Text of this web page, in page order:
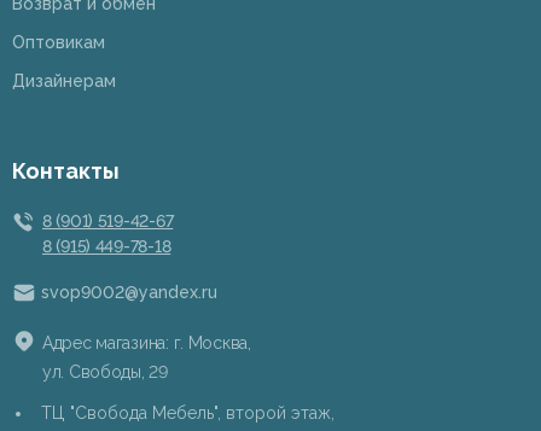
Возврат и обмен
Оптовикам
Дизайнерам
Контакты
8 (901) 519-42-67
8 (915) 449-78-18
svop9002@yandex.ru
Адрес магазина: г. Москва,
ул. Свободы, 29
ТЦ "Свобода Мебель", второй этаж,